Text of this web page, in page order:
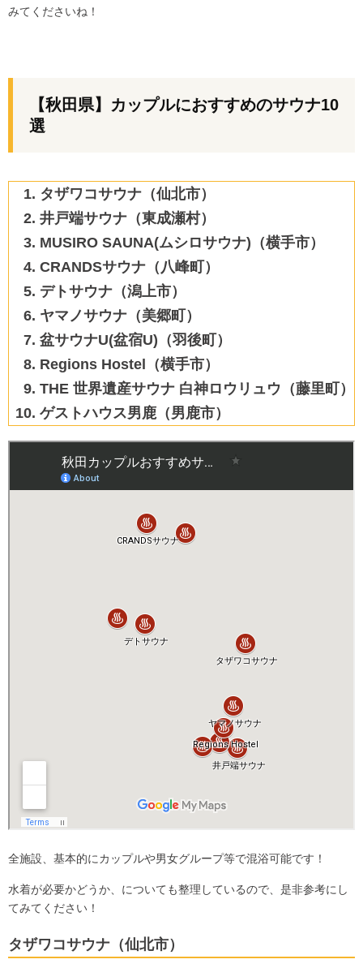
みてくださいね！
【秋田県】カップルにおすすめのサウナ10
選
タザワコサウナ（仙北市）
井戸端サウナ（東成瀬村）
MUSIRO SAUNA(ムシロサウナ)（横手市）
CRANDSサウナ（八峰町）
デトサウナ（潟上市）
ヤマノサウナ（美郷町）
盆サウナU(盆宿U)（羽後町）
Regions Hostel（横手市）
THE 世界遺産サウナ 白神ロウリュウ（藤里町）
ゲストハウス男鹿（男鹿市）
全施設、基本的にカップルや男女グループ等で混浴可能です！
水着が必要かどうか、についても整理しているので、是非参考にし
てみてください！
タザワコサウナ（仙北市）